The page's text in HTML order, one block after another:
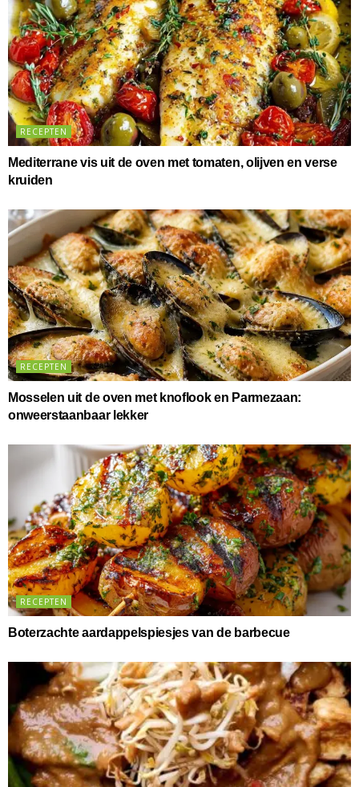
RECEPTEN
Mediterrane vis uit de oven met tomaten, olijven en verse
kruiden
RECEPTEN
Mosselen uit de oven met knoflook en Parmezaan:
onweerstaanbaar lekker
RECEPTEN
Boterzachte aardappelspiesjes van de barbecue